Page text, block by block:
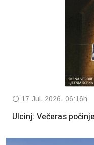
17 Jul, 2026. 06:16h
Ulcinj: Večeras